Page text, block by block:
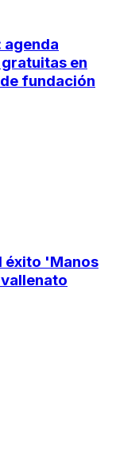
agenda
en
fundación
éxito 'Manos